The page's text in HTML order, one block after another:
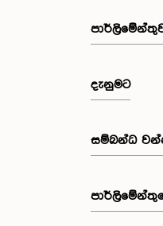
දැනුමට
සම්බන්ධ